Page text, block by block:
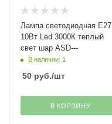
Лампа светодиодная Е27
10Вт Led 3000К теплый
свет шар ASD---
В наличии: 1
50 руб./шт
В КОРЗИНУ